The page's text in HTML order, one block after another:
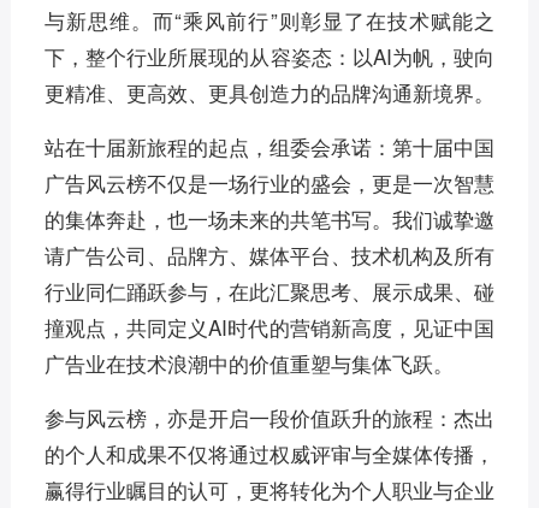
与新思维。而“乘风前行”则彰显了在技术赋能之
下，整个行业所展现的从容姿态：以AI为帆，驶向
更精准、更高效、更具创造力的品牌沟通新境界。
站在十届新旅程的起点，组委会承诺：第十届中国
广告风云榜不仅是一场行业的盛会，更是一次智慧
的集体奔赴，也一场未来的共笔书写。我们诚挚邀
请广告公司、品牌方、媒体平台、技术机构及所有
行业同仁踊跃参与，在此汇聚思考、展示成果、碰
撞观点，共同定义AI时代的营销新高度，见证中国
广告业在技术浪潮中的价值重塑与集体飞跃。
参与风云榜，亦是开启一段价值跃升的旅程：杰出
的个人和成果不仅将通过权威评审与全媒体传播，
赢得行业瞩目的认可，更将转化为个人职业与企业